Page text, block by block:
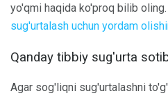
yo'qmi haqida ko'proq bilib oling.
sug'urtalash uchun yordam
Qanday tibbiy sug'urta
Agar sog'liqni sug'urtalashni